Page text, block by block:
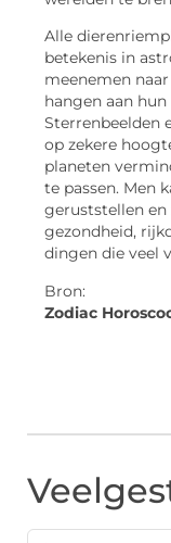
Alle
betekenis in
meenemen
hangen aan
Sterrenbeelden
op zekere
planeten
te passen. Men
geruststellen en
gezondheid,
dingen die veel
Bron:
Zodiac